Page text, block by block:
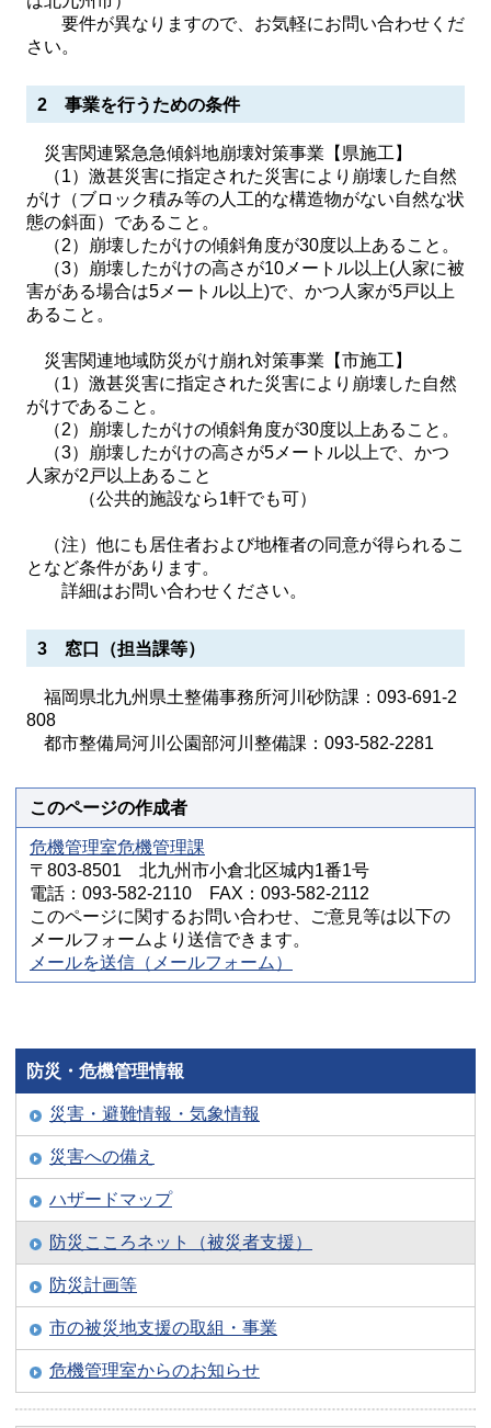
要件が異なりますので、お気軽にお問い合わせくだ
さい。
2 事業を行うための条件
災害関連緊急急傾斜地崩壊対策事業【県施工】
（1）激甚災害に指定された災害により崩壊した自然
がけ（ブロック積み等の人工的な構造物がない自然な状
態の斜面）であること。
（2）崩壊したがけの傾斜角度が30度以上あること。
（3）崩壊したがけの高さが10メートル以上(人家に被
害がある場合は5メートル以上)で、かつ人家が5戸以上
あること。
災害関連地域防災がけ崩れ対策事業【市施工】
（1）激甚災害に指定された災害により崩壊した自然
がけであること。
（2）崩壊したがけの傾斜角度が30度以上あること。
（3）崩壊したがけの高さが5メートル以上で、かつ
人家が2戸以上あること
（公共的施設なら1軒でも可）
（注）他にも居住者および地権者の同意が得られるこ
となど条件があります。
詳細はお問い合わせください。
3 窓口（担当課等）
福岡県北九州県土整備事務所河川砂防課：093-691-2
808
都市整備局河川公園部河川整備課：093-582-2281
このページの作成者
危機管理室危機管理課
〒803-8501 北九州市小倉北区城内1番1号
電話：093-582-2110 FAX：093-582-2112
このページに関するお問い合わせ、ご意見等は以下の
メールフォームより送信できます。
メールを送信（メールフォーム）
防災・危機管理情報
災害・避難情報・気象情報
災害への備え
ハザードマップ
防災こころネット（被災者支援）
防災計画等
市の被災地支援の取組・事業
危機管理室からのお知らせ